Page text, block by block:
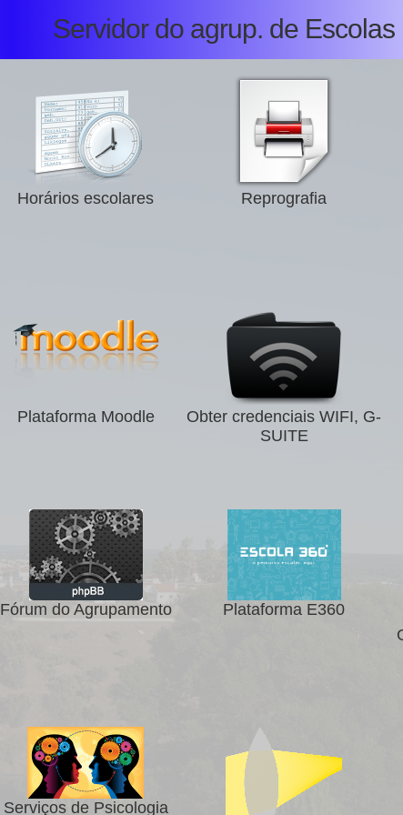
Servidor do agrup. de
Horários escolares Reprografia
Plataforma Moodle
Obter credenciais WIFI, G-
SUITE
Fórum do Agrupamento
Plataforma E360
Serviços de Psicologia